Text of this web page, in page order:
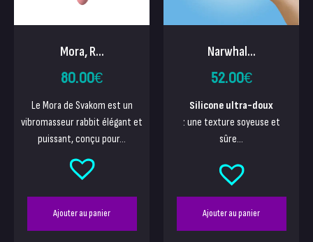
Mora, R...
80.00€
Le Mora de Svakom est un
vibromasseur rabbit élégant et
puissant, conçu pour...
Ajouter au panier
Narwhal...
52.00€
Silicone ultra-doux
: une texture soyeuse et
sûre...
Ajouter au panier